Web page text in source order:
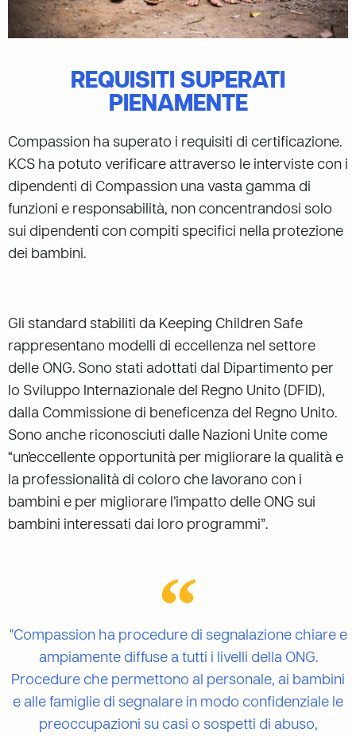
REQUISITI SUPERATI
PIENAMENTE
Compassion ha superato i requisiti di certificazione.
KCS ha potuto verificare attraverso le interviste con i
dipendenti di Compassion una vasta gamma di
funzioni e responsabilità, non concentrandosi solo
sui dipendenti con compiti specifici nella protezione
dei bambini.
Gli standard stabiliti da Keeping Children Safe
rappresentano modelli di eccellenza nel settore
delle ONG. Sono stati adottati dal Dipartimento per
lo Sviluppo Internazionale del Regno Unito (DFID),
dalla Commissione di beneficenza del Regno Unito.
Sono anche riconosciuti dalle Nazioni Unite come
“un’eccellente opportunità per migliorare la qualità e
la professionalità di coloro che lavorano con i
bambini e per migliorare l’impatto delle ONG sui
bambini interessati dai loro programmi”.
"Compassion ha procedure di segnalazione chiare e
ampiamente diffuse a tutti i livelli della ONG.
Procedure che permettono al personale, ai bambini
e alle famiglie di segnalare in modo confidenziale le
preoccupazioni su casi o sospetti di abuso,